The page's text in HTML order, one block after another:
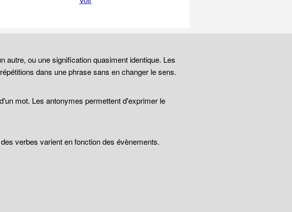
ou une signification quasiment identique. Les
dans une phrase sans en changer le sens.
mot. Les antonymes permettent d'exprimer le
verbes varient en fonction des évènements.